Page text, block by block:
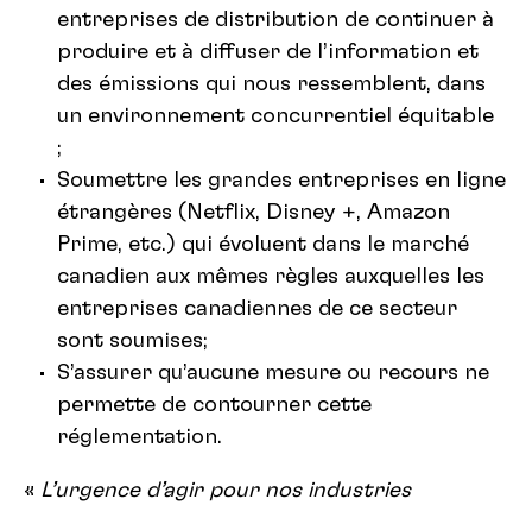
entreprises de distribution de continuer à
produire et à diffuser de l’information et
des émissions qui nous ressemblent, dans
un environnement concurrentiel équitable
;
Soumettre les grandes entreprises en ligne
étrangères (Netflix, Disney +, Amazon
Prime, etc.) qui évoluent dans le marché
canadien aux mêmes règles auxquelles les
entreprises canadiennes de ce secteur
sont soumises;
S’assurer qu’aucune mesure ou recours ne
permette de contourner cette
réglementation.
« L’urgence d’agir pour nos industries